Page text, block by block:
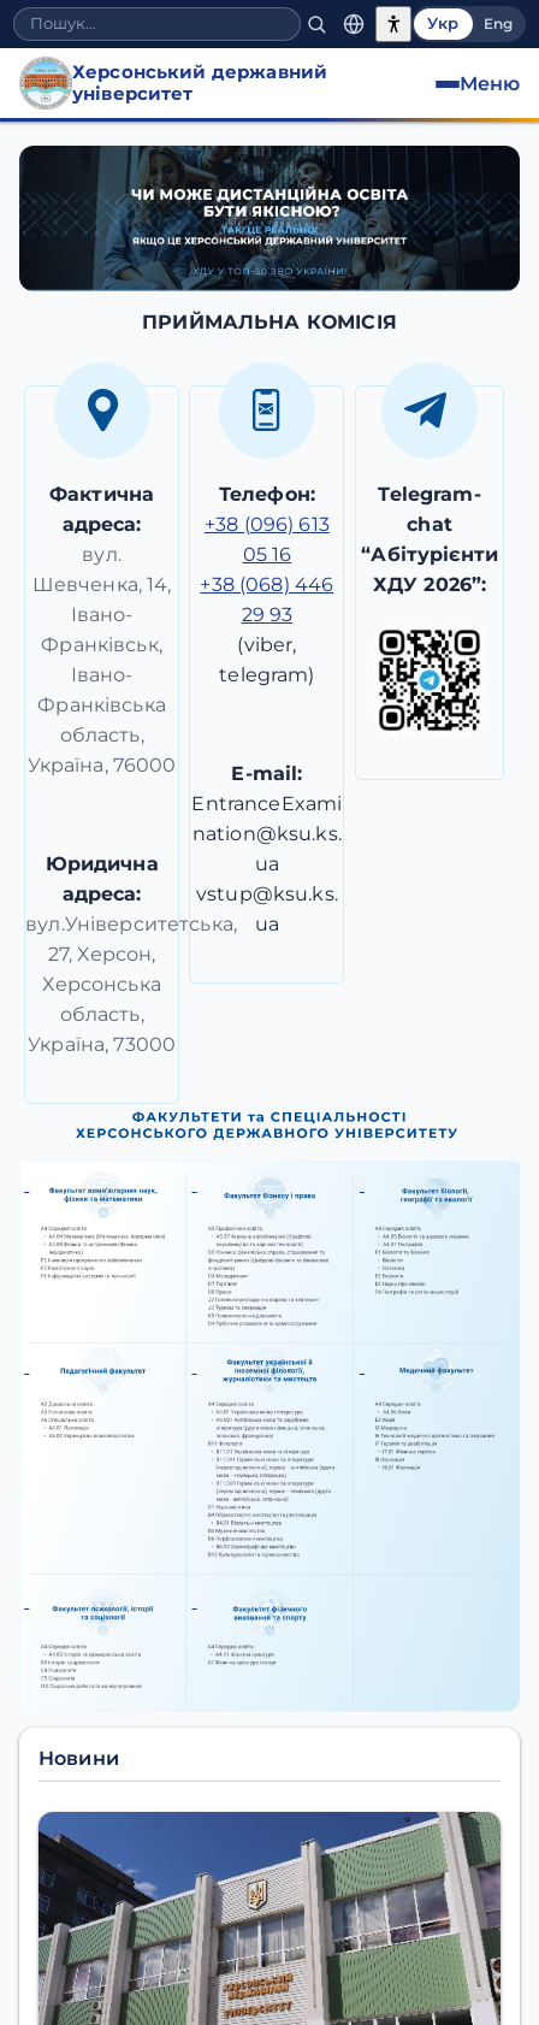
Укр Eng
Херсонський державний
університет
Меню
Приймальна комісія
ПРИЙМАЛЬНА КОМІСІЯ
Фактична
адреса:
вул.
Шевченка, 14,
Івано-
Франківськ,
Івано-
Франківська
область,
Україна, 76000
Юридична
адреса:
вул.Університетська,
27, Херсон,
Херсонська
область,
Україна, 73000
Телефон:
+38 (096) 613
05 16
+38 (068) 446
29 93
(viber,
telegram)
E-mail:
EntranceExami
nation@ksu.ks.
ua
vstup@ksu.ks.
ua
Telegram-
chat
“Абітурієнти
ХДУ 2026”:
Новини